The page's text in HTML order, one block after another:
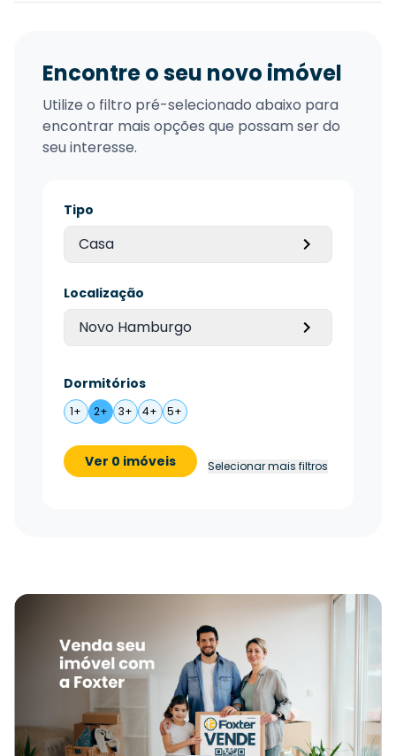
Encontre o seu novo imóvel
Utilize o filtro pré-selecionado abaixo para
encontrar mais opções que possam ser do
seu interesse.
Tipo
Casa
Localização
Novo Hamburgo
Dormitórios
1+ 2+ 3+ 4+ 5+
Ver 0 imóveis Selecionar mais filtros